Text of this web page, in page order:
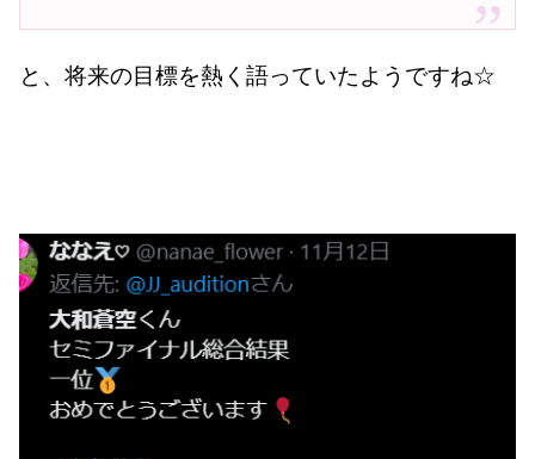
と、将来の目標を熱く語っていたようですね☆